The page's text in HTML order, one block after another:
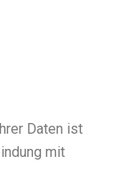
Daten ist
mit